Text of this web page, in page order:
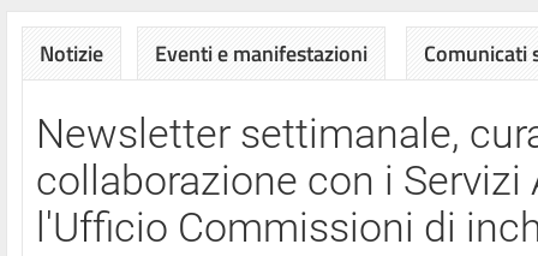
Notizie Eventi e manifestazioni Comunicati
Newsletter settimanale,
collaborazione con i
l'Ufficio Commissioni di